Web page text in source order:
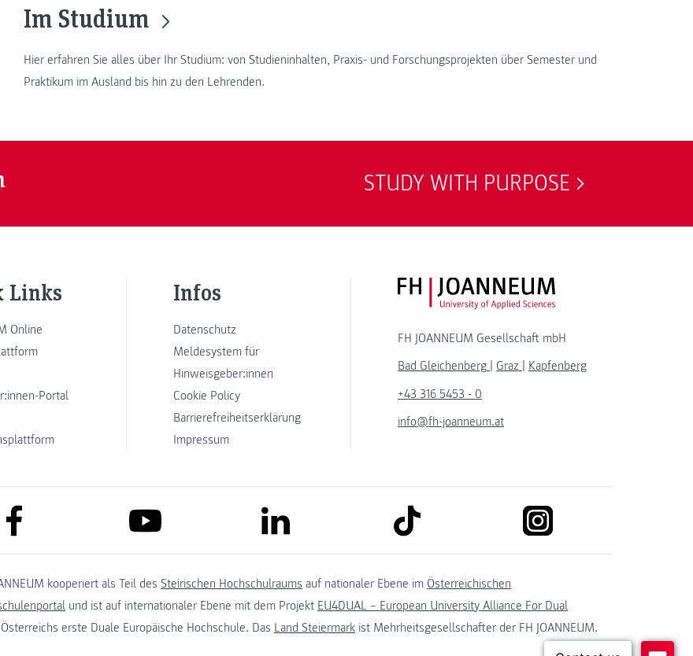
Im Studium
Hier erfahren Sie alles über Ihr Studium: von Studieninhalten, Praxis- und Forschungsprojekten über Semester und
Praktikum im Ausland bis hin zu den Lehrenden.
STUDY WITH PURPOSE
Links
Online
Portal
Infos
Datenschutz
Meldesystem für
Hinweisgeber:innen
Cookie Policy
Barrierefreiheitserklärung
Impressum
FH JOANNEUM Logo
FH JOANNEUM Gesellschaft mbH
Bad Gleichenberg
Graz
Kapfenberg
+43 316 5453 - 0
info@fh-joanneum.at
link to facebook link to youtube link to linkedin link to tiktok link to instagram
kooperiert als Teil des Steirischen Hochschulraums auf nationaler Ebene im Österreichischen
und ist auf internationaler Ebene mit dem Projekt EU4DUAL – European University Alliance For Dual
Österreichs erste Duale Europäische Hochschule. Das Land Steiermark ist Mehrheitsgesellschafter der FH JOANNEUM.